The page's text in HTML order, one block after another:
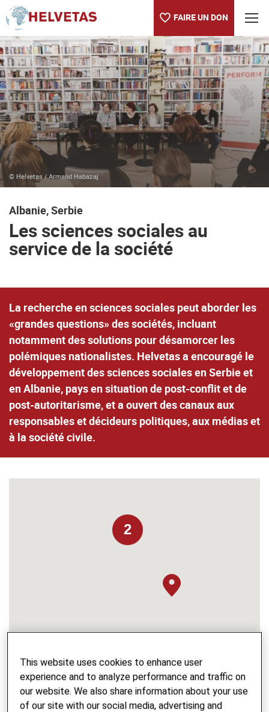
FAIRE UN DON
Table des matières
Les sciences sociales au service de la société
© Helvetas / Armand Habazaj
Albanie, Serbie
Les sciences sociales au
service de la société
La recherche en sciences sociales peut aborder les
«grandes questions» des sociétés, incluant
notamment des solutions pour désamorcer les
polémiques nationalistes. Helvetas a encouragé le
développement des sciences sociales en Serbie et
en Albanie, pays en situation de post-conflit et de
post-autoritarisme, et a ouvert des canaux aux
responsables et décideurs politiques, aux médias et
à la société civile.
3
2
This website uses cookies to enhance user
experience and to analyze performance and traffic on
our website. We also share information about your use
of our site with our social media, advertising and